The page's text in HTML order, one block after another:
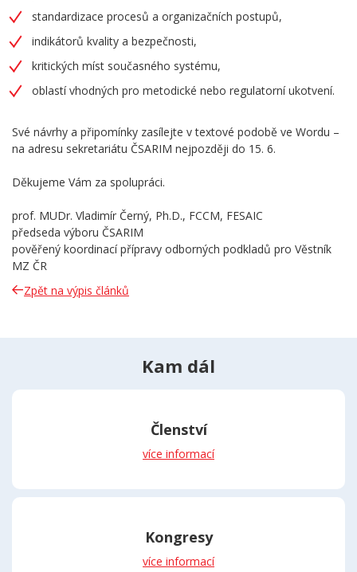
standardizace procesů a organizačních postupů,
indikátorů kvality a bezpečnosti,
kritických míst současného systému,
oblastí vhodných pro metodické nebo regulatorní ukotvení.
Své návrhy a připomínky zasílejte v textové podobě ve Wordu –
na adresu sekretariátu ČSARIM nejpozději do 15. 6.
Děkujeme Vám za spolupráci.
prof. MUDr. Vladimír Černý, Ph.D., FCCM, FESAIC
předseda výboru ČSARIM
pověřený koordinací přípravy odborných podkladů pro Věstník
MZ ČR
Zpět na výpis článků
Kam dál
Členství
více informací
Kongresy
více informací